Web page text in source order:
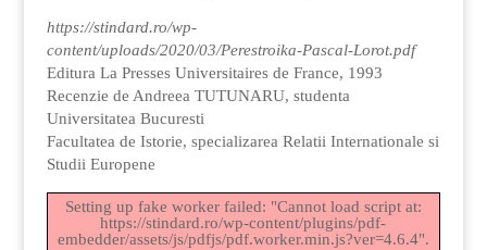
https://stindard.ro/wp-
content/uploads/2020/03/Perestroika-Pascal-Lorot.pdf
Editura La Presses Universitaires de France, 1993
Recenzie de Andreea TUTUNARU, studenta
Universitatea Bucuresti
Facultatea de Istorie, specializarea Relatii Internationale si
Studii Europene
Setting up fake worker failed: "Cannot load script at:
https://stindard.ro/wp-content/plugins/pdf-
embedder/assets/js/pdfjs/pdf.worker.min.js?ver=4.6.4".